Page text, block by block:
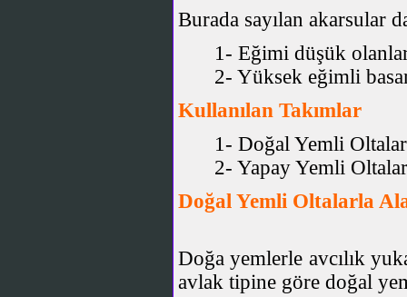
Burada sayılan akarsular
1- Eğimi düşük
2- Yüksek eğimli
Kullanılan Takımlar
1- Doğal Yemli Oltalar
2- Yapay Yemli Oltalar
Doğal Yemli Oltalarla
Doğa yemlerle avcılık
avlak tipine göre doğal